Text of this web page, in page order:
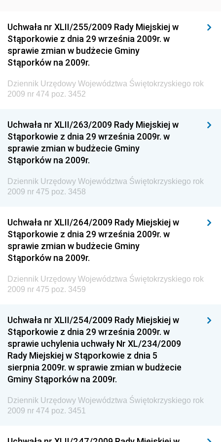
Dziennik Urzędowy Ministra Budownictwa i Przemysłu
Materiałów Budowlanych
Dziennik Urzędowy Ministra Infrastruktury i Rozwoju
Dziennik Urzędowy Głównego Inspektoratu Ochrony
Środowiska
Dziennik Urzędowy Generalnej Dyrekcji Ochrony
Dziennik Urzędowy Ministerstwa Administracji,
Gospodarki Terenowej i Ochrony Środowiska
Dziennik Urzędowy Ministerstwa Administracji i
Gospodarki Przestrzennej
Dziennik Urzędowy Unii Europejskiej, L
Dziennik Urzędowy Ministerstwa Przemysłu
Chemicznego i Lekkiego
Dziennik Urzędowy Ministerstwa Rolnictwa i
Gospodarki Żywnościowej
Dziennik Urzędowy Ministra Rodziny, Pracy i Polityki
Społecznej
Dziennik Urzędowy Ministra Rozwoju
Dziennik Urzędowy Ministra Infrastruktury i
Budownictwa
Dziennik Urzędowy Ministra Gospodarki Morskiej i
Żeglugi Śródlądowej
Dziennik Urzędowy Ministra Energii
Dziennik Urzędowy Ministra Finansów
Uchwała nr XLII/255/2009 Rady Miejskiej w
Stąporkowie z dnia 29 września 2009r. w
sprawie zmian w budżecie Gminy
Stąporków na 2009r.
Dziennik Urzędowy Województwa Świętokrzyskiego rok
2009 nr 474 poz. 3452
Uchwała nr XLII/263/2009 Rady Miejskiej w
Stąporkowie z dnia 29 września 2009r. w
sprawie zmian w budżecie Gminy
Stąporków na 2009r.
Dziennik Urzędowy Województwa Świętokrzyskiego rok
2009 nr 475 poz. 3458
Uchwała nr XLII/264/2009 Rady Miejskiej w
Stąporkowie z dnia 29 września 2009r. w
sprawie zmian w budżecie Gminy
Stąporków na 2009r.
Dziennik Urzędowy Województwa Świętokrzyskiego rok
2009 nr 475 poz. 3459
Uchwała nr XLII/254/2009 Rady Miejskiej w
Stąporkowie z dnia 29 września 2009r. w
sprawie uchylenia uchwały Nr XL/234/2009
Rady Miejskiej w Stąporkowie z dnia 5
sierpnia 2009r. w sprawie zmian w budżecie
Gminy Stąporków na 2009r.
Dziennik Urzędowy Województwa Świętokrzyskiego rok
2009 nr 474 poz. 3451